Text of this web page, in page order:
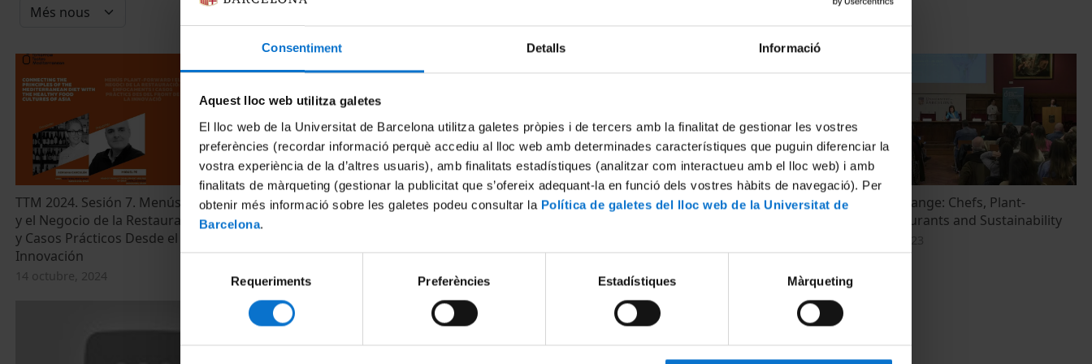
Consentiment Detalls Informació
Aquest lloc web utilitza galetes
El lloc web de la Universitat de Barcelona utilitza galetes pròpies i de tercers amb la finalitat de gestionar les vostres
preferències (recordar informació perquè accediu al lloc web amb determinades característiques que puguin diferenciar la
vostra experiència de la d’altres usuaris), amb finalitats estadístiques (analitzar com interactueu amb el lloc web) i amb
finalitats de màrqueting (gestionar la publicitat que s’ofereix adequant-la en funció dels vostres hàbits de navegació). Per
obtenir més informació sobre les galetes podeu consultar la Política de galetes del lloc web de la Universitat de
Barcelona.
consentiment
Requeriments Preferències Estadístiques Màrqueting
TTM 2024. Sesión 7. Menús Plant-Forward
y el Negocio de la Restauración: Enfoques
y Casos Prácticos Desde el Frente de la
Innovación
14 octubre, 2024
TTM 2024. Session 7. Plant-Forward
Frontlines of Innovation
14 octubre, 2024
Fermentando el Cambio: Chefs,
22 desembre, 2023
Fermenting Change: Chefs, Plant‐
Forward Restaurants and Sustainability